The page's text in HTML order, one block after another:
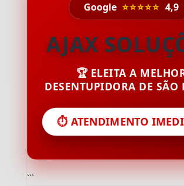
Google ⭐⭐⭐⭐⭐ 4,9
AJAX
🏆 ELEITA A
DESENTUPIDORA DE SÃO
⏱️ ATENDIMENTO
```